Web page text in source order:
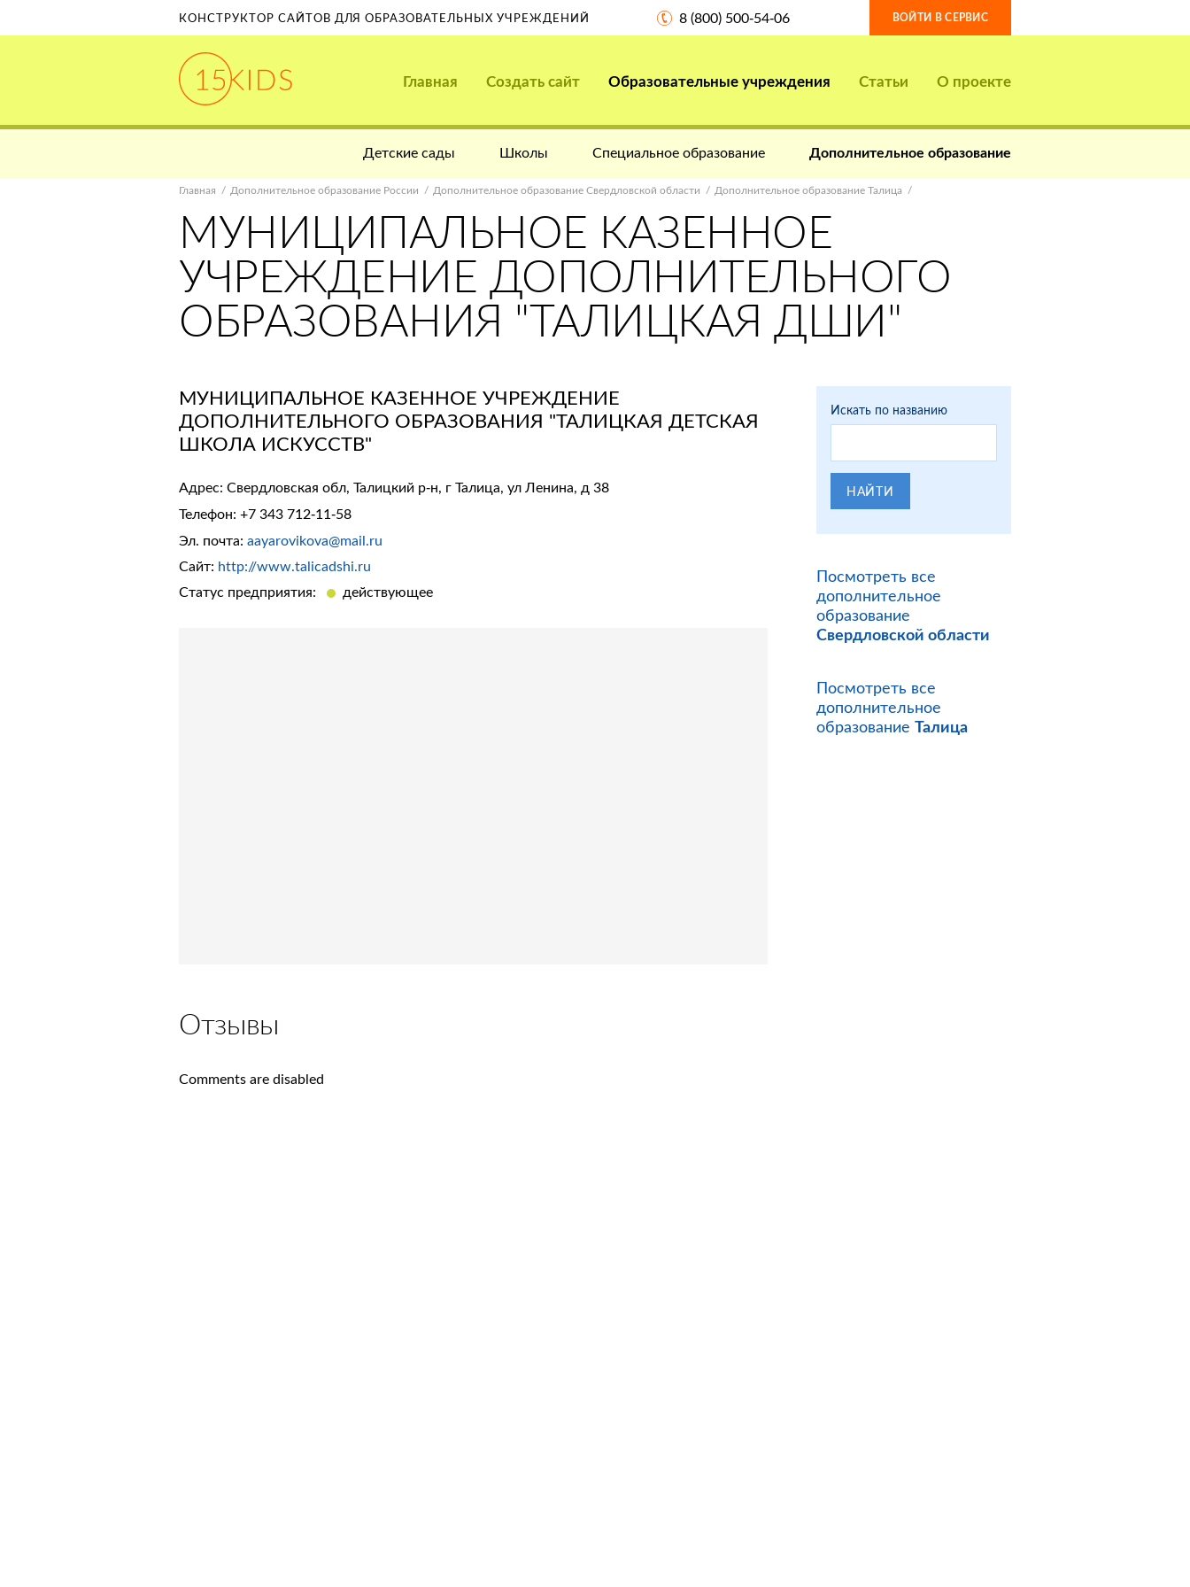
КОНСТРУКТОР САЙТОВ ДЛЯ ОБРАЗОВАТЕЛЬНЫХ УЧРЕЖДЕНИЙ 8 (800) 500-54-06 ВОЙТИ В СЕРВИС
Главная Создать сайт Образовательные учреждения Статьи О проекте
Детские сады Школы Специальное образование Дополнительное образование
Главная Дополнительное образование России Дополнительное образование Свердловской области Дополнительное образование Талица
МУНИЦИПАЛЬНОЕ КАЗЕННОЕ
УЧРЕЖДЕНИЕ ДОПОЛНИТЕЛЬНОГО
ОБРАЗОВАНИЯ "ТАЛИЦКАЯ ДШИ"
МУНИЦИПАЛЬНОЕ КАЗЕННОЕ УЧРЕЖДЕНИЕ
ДОПОЛНИТЕЛЬНОГО ОБРАЗОВАНИЯ "ТАЛИЦКАЯ ДЕТСКАЯ
ШКОЛА ИСКУССТВ"
Адрес: Свердловская обл, Талицкий р-н, г Талица, ул Ленина, д 38
Телефон: +7 343 712-11-58
Эл. почта: aayarovikova@mail.ru
Сайт: http://www.talicadshi.ru
Статус предприятия:
действующее
Отзывы
Comments are disabled
Искать по названию
НАЙТИ
Посмотреть все
дополнительное
образование
Свердловской области
Посмотреть все
дополнительное
образование Талица